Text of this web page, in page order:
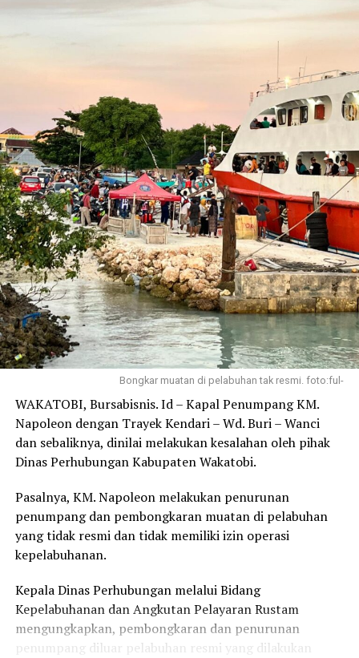
pejabat Imigrasi, dapat dikenakan kurungan paling lama
Data Orang Asing yang perlu dilaporkan oleh para
pengusaha perhotelan dan penginapan maupun
homestay adalah nama lengkap, kewarga negaraan,
Nomor Paspor, Tanggal Check-in. dan tanggal Check-
Out mrlalui Aplikasi Pelaporan Orang Asing (APOA).
Pelaporan Orang Asing ini sangat penting guna
mendukung pengawasan keberadaan orang asing,
menjaga keamanan dan ketertiban wilayah, membantu
Imigrasi memperoleh data keberadaan orang asing
secara cepat dan akurat, serta bentuk partisipasi pemilik
penginapan dalam pengawasan orang asing.
Laporan : Ful
Editor : Tam
Sosialisasi Imigrasi di Aula Luna Garden, Kecamatan
Wangi-wangi Selatan Kabupaten Wakatobi. – foto:Ful –
Post Views:
Bongkar muatan di pelabuhan tak resmi. foto:ful-
WAKATOBI, Bursabisnis. Id – Kapal Penumpang KM.
Napoleon dengan Trayek Kendari – Wd. Buri – Wanci
dan sebaliknya, dinilai melakukan kesalahan oleh pihak
Dinas Perhubungan Kabupaten Wakatobi.
Pasalnya, KM. Napoleon melakukan penurunan
penumpang dan pembongkaran muatan di pelabuhan
yang tidak resmi dan tidak memiliki izin operasi
kepelabuhanan.
Kepala Dinas Perhubungan melalui Bidang
Kepelabuhanan dan Angkutan Pelayaran Rustam
mengungkapkan, pembongkaran dan penurunan
penumpang diluar pelabuhan resmi yang dilakukan